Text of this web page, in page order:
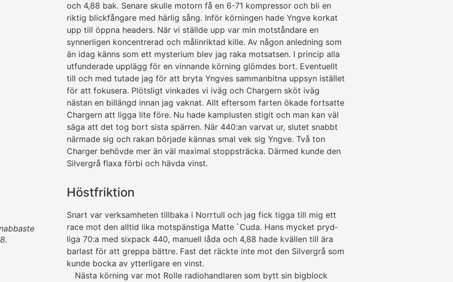
och 4,88 bak. Senare skulle motorn få en 6-71 kom­pressor och bli en
riktig blick­fångare med härlig sång. Inför kör­ningen hade Yngve korkat
upp till öppna headers. När vi ställde upp var min mot­­ståndare en
synnerligen kon­cen­trerad och mål­inriktad kille. Av någon anledning som
än idag känns som ett mysterium blev jag raka mot­sat­­sen. I princip alla
utfunderade upplägg för en vinnande körning glömdes bort. Even­tuellt
till och med tutade jag för att bryta Yngves samman­­bitna upp­syn istället
för att fokusera. Plötsligt vinkades vi iväg och Chargern sköt iväg
nästan en billängd innan jag vaknat. Allt eftersom farten ökade fort­satte
Chargern att ligga lite före. Nu hade kamp­lusten stigit och man kan väl
säga att det tog bort sista spärren. När 440:an varvat ur, slutet snabbt
närmade sig och rakan bör­jade kännas smal vek sig Yngve. Två ton
Charger behövde mer än väl maximal stopp­sträcka. Därmed kunde den
Silvergrå flaxa förbi och hävda vinst.
Höstfriktion
Snart var verksamheten tillbaka i Norrtull och jag fick tigga till mig ett
race mot den alltid lika mot­spän­stiga Matte `Cuda. Hans mycket pryd­
liga 70:a med sixpack 440, manuell låda och 4,88 hade kvällen till ära
barlast för att greppa bättre. Fast det räckte inte mot den Silvergrå som
kunde bocka av ytter­li­gare en vinst.
Nästa körning var mot Rolle radio­hand­laren som bytt sin bigblock